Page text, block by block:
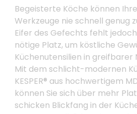
Begeisterte Köche können
Werkzeuge nie schnell genug
Eifer des Gefechts fehlt
nötige Platz, um köstliche
Küchenutensilien in greifbarer
Mit dem schlicht-modernen
KESPER® aus hochwertigem
können Sie sich über mehr
schicken Blickfang in der